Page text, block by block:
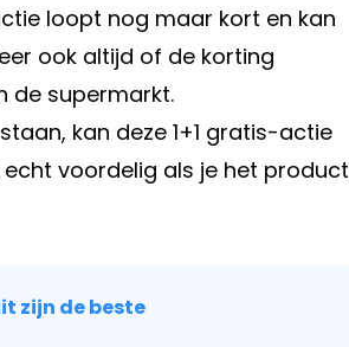
loopt nog maar kort en kan
ook altijd of de korting
de supermarkt.
kan deze 1+1 gratis-actie
voordelig als je het product
zijn de beste